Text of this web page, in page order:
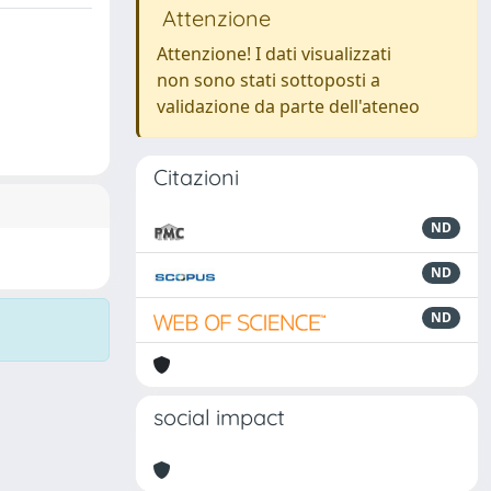
Attenzione
Attenzione! I dati visualizzati
non sono stati sottoposti a
validazione da parte dell'ateneo
Citazioni
ND
ND
ND
social impact